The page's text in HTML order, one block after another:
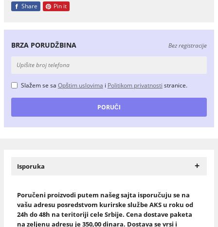
Share Pin it
BRZA PORUDŽBINA Bez registracije
Slažem se sa Opštim uslovima i Politikom privatnosti stranice.
Isporuka +
Poručeni proizvodi putem našeg sajta isporučuju se na
vašu adresu posredstvom kurirske službe AKS u roku od
24h do 48h na teritoriji cele Srbije. Cena dostave paketa
na zeljenu adresu je 350,00 dinara. Dostava se vrsi i